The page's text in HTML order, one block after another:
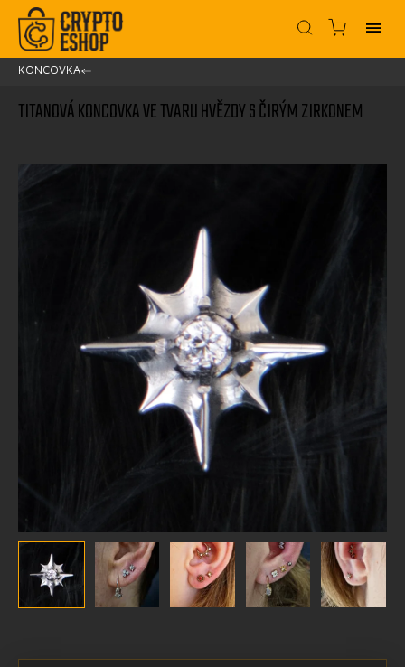
KONCOVKA/
TITANOVÁ KONCOVKA VE TVARU HVĚZDY S ČIRÝM ZIRKONEM